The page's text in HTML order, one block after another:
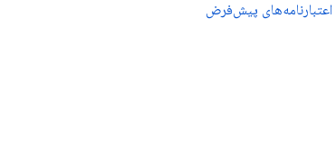
اعتبارنامه‌های پیش‌فرض